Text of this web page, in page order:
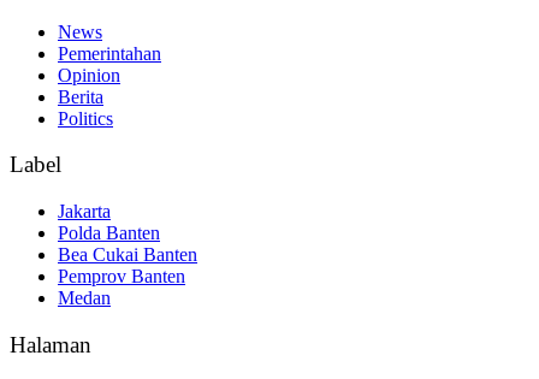
News
Pemerintahan
Opinion
Berita
Politics
Label
Jakarta
Polda Banten
Bea Cukai Banten
Pemprov Banten
Medan
Halaman